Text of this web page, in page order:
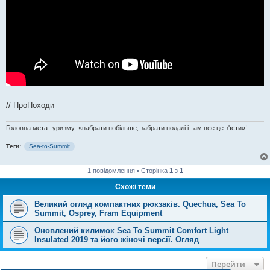
// ПроПоходи
Головна мета туризму: «набрати побільше, забрати подалі і там все це з'їсти»!
Теги: Sea-to-Summit
1 повідомлення • Сторінка 1 з 1
Схожі теми
Великий огляд компактних рюкзаків. Quechua, Sea To
Summit, Osprey, Fram Equipment
Оновлений килимок Sea To Summit Comfort Light
Insulated 2019 та його жіночі версії. Огляд
Перейти